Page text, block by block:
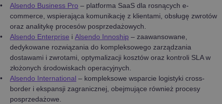
Alsendo Business Pro – platforma SaaS dla rosnących e-
commerce, wspierająca komunikację z klientami, obsługę zwrotów
oraz analitykę procesów posprzedażowych.
Alsendo Enterprise i Alsendo Innoship – zaawansowane,
dedykowane rozwiązania do kompleksowego zarządzania
dostawami i zwrotami, optymalizacji kosztów oraz kontroli SLA w
złożonych środowiskach operacyjnych.
Alsendo International – kompleksowe wsparcie logistyki cross-
border i ekspansji zagranicznej, obejmujące również procesy
posprzedażowe.